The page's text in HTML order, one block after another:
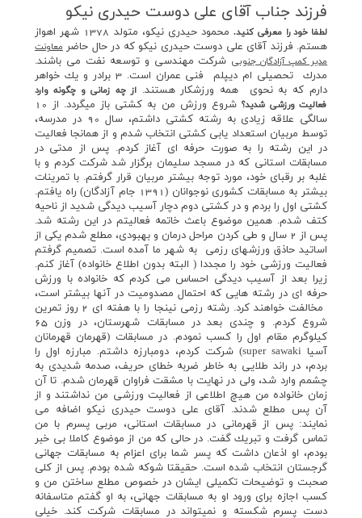
فرزند جناب آقای علی دوست حیدری نیكو
لطفا خود را معرفي كنيد.
محمود حيدري نيكو، متولد 1378 شهر اهواز
هستم. فرزند آقاي علي دوست حيدري نيكو كه در حال حاضر معاونت
مدير كمپ آزادگان جنوبي شركت مهندسي و توسعه نفت مي باشند.
مدرك تحصيلي ام ديپلم فني عمران است. 3 برادر و يك خواهر
دارم كه به نحوي همه ورزشكار هستند.از چه زماني و چگونه وارد
فعاليت ورزشي شديد؟
شروع ورزش من به كشتي باز ميگردد. از 10
سالگي علاقه زيادي به رشته كشتي داشتم، سال 90 در مدرسه،
توسط مربيان استعداد يابي كشتي انتخاب شدم و از همانجا فعاليت
در اين رشته را به صورت حرفه اي آغاز كردم. پس از مدتي در
مسابقات استاني كه در مسجد سليمان برگزار شد شركت كردم و با
غلبه بر رقباي خود، مورد توجه بيشتر مربيان قرار گرفتم. با تمرينات
بيشتر به مسابقات كشوري نوجوانان (1391 جام آزادگان) راه يافتم.
كشتي اول را بردم و در كشتي دوم دچار آسيب ديدگي شديد از ناحيه
كتف شدم. همين موضوع باعث خاتمه فعاليتم در اين رشته شد.
پس از 2 سال و طي كردن مراحل درمان و بهبودي، مطلع شدم يكي از
اساتيد حاذق ورزشهاي رزمي به شهر ما آمده است. تصميم گرفتم
فعاليت ورزشي خود را مجددا ( البته بدون اطلاع خانواده) آغاز كنم.
زيرا بعد از آسيب ديدگي احساس مي كردم كه خانواده با ورزش
حرفه اي در رشته هايي كه احتمال مصدوميت در آنها بيشتر است،
مخالفت خواهند كرد. رشته رزمي نينجا را با هفته اي 2 روز تمرين
شروع كردم. و چندي بعد در مسابقات شهرستان، در وزن 65
كيلوگرم مقام اول را كسب نمودم. در مسابقات (قهرمان قهرمانان
آسيا super sawaki) شركت كردم، دومبارزه داشتم. مبارزه اول را
بردم، در راند طلايي به خاطر ضربه خطاي حريف، صدمه شديدي به
چشمم وارد شد، ولي در نهايت با مشقت فراوان قهرمان شدم. تا آن
زمان خانواده من هيچ اطلاعي از فعاليت ورزشي من نداشتند و از
آن پس مطلع شدند. آقاي علي دوست حيدري نيكو اضافه مي
نمايند: پس از قهرماني در مسابقات استاني، مربي پسرم با من
تماس گرفت و تبريك گفت. در حالي كه من از موضوع كاملا بي خبر
بودم، او اذعان داشت كه پسر شما براي اعزام به مسابقات جهاني
گرجستان انتخاب شده است. حقيقتا شوكه شده بودم. پس از كلي
صحبت و توضيحات تكميلي ايشان در خصوص مطلع ساختن من و
كسب اجازه براي ورود او به مسابقات جهاني، به او گفتم متاسفانه
دست پسرم شكسته و نميتواند در مسابقات شركت كند. خيلي